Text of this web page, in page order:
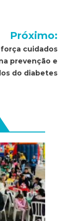
Próximo:
cuidados
prevenção e
do diabetes